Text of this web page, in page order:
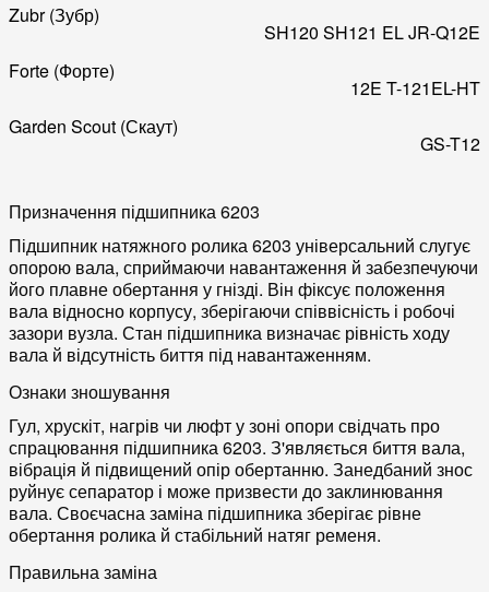
Zubr (Зубр)
SH120 SH121 EL JR-Q12E
Forte (Форте)
12E T-121EL-HT
Garden Scout (Скаут)
GS-T12
Призначення підшипника 6203
Підшипник натяжного ролика 6203 універсальний слугує
опорою вала, сприймаючи навантаження й забезпечуючи
його плавне обертання у гнізді. Він фіксує положення
вала відносно корпусу, зберігаючи співвісність і робочі
зазори вузла. Стан підшипника визначає рівність ходу
вала й відсутність биття під навантаженням.
Ознаки зношування
Гул, хрускіт, нагрів чи люфт у зоні опори свідчать про
спрацювання підшипника 6203. З'являється биття вала,
вібрація й підвищений опір обертанню. Занедбаний знос
руйнує сепаратор і може призвести до заклинювання
вала. Своєчасна заміна підшипника зберігає рівне
обертання ролика й стабільний натяг ременя.
Правильна заміна